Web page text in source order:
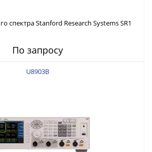
спектра Stanford Research Systems SR1
По запросу
U8903B